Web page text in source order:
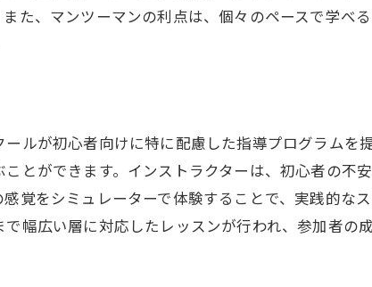
た、マンツーマンの利点は、個々のペースで学べ
ルが初心者向けに特に配慮した指導プログラムを
とができます。インストラクターは、初心者の不
覚をシミュレーターで体験することで、実践的な
幅広い層に対応したレッスンが行われ、参加者の